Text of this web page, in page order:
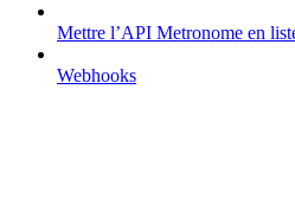
Mettre l’API Metronome en
Webhooks